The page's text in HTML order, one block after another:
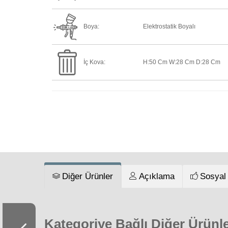
Boya: Elektrostatik Boyalı
İç Kova: H:50 Cm W:28 Cm D:28 Cm
Diğer Ürünler Açıklama
Kategoriye Bağlı Diğer